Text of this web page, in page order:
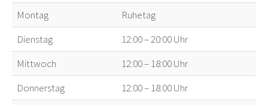
Montag
Ruhetag
Dienstag
12:00 – 20:00 Uhr
Mittwoch
12:00 – 18:00 Uhr
Donnerstag
12:00 – 18:00 Uhr